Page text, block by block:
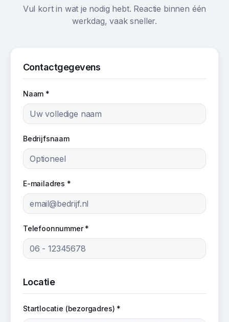
Vul kort in wat je nodig hebt. Reactie binnen één
werkdag, vaak sneller.
Contactgegevens
Naam *
Bedrijfsnaam
E-mailadres *
Telefoonnummer *
Locatie
Startlocatie (bezorgadres) *